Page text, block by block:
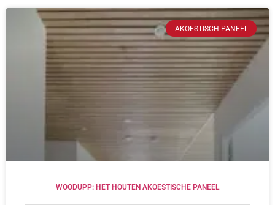
AKOESTISCH PANEEL
WOODUPP: HET HOUTEN AKOESTISCHE PANEEL